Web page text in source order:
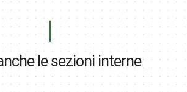
le sezioni interne